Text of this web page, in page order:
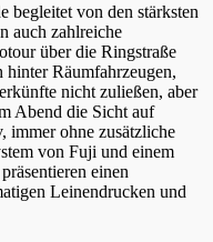
begleitet von den stärksten
auch zahlreiche
über die Ringstraße
Räumfahrzeugen,
nicht zuließen, aber
Abend die Sicht auf
immer ohne zusätzliche
von Fuji und einem
einen
Leinendrucken und